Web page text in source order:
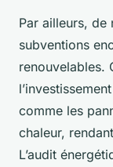
Par ailleurs, de
subventions
renouvelables.
comme les
chaleur,
L’audit